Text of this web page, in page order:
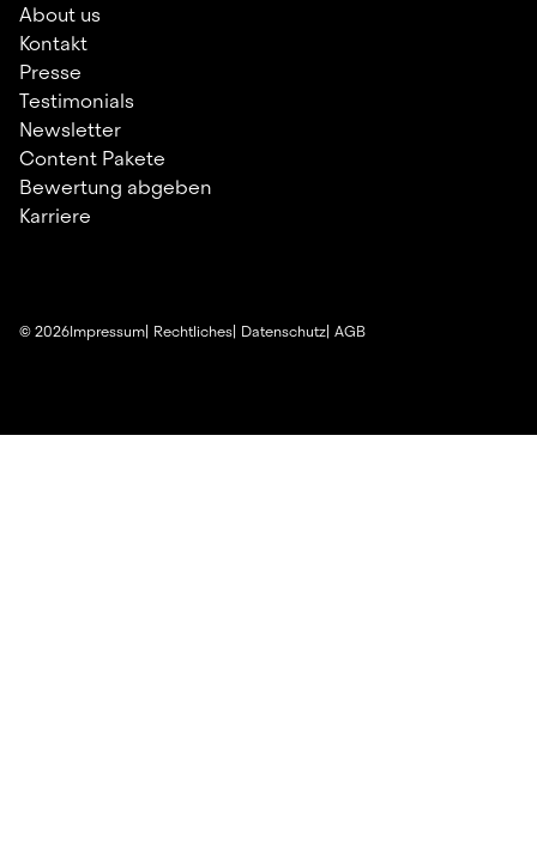
About us
Kontakt
Presse
Testimonials
Newsletter
Content Pakete
Bewertung abgeben
Karriere
©2026Impressum Rechtliches Datenschutz AGB